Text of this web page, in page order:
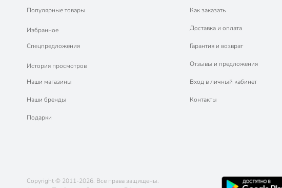
Популярные товары
Избранное
Спецпредложения
История просмотров
Наши магазины
Наши бренды
Подарки
Как заказать
Доставка и оплата
Гарантия и возврат
Отзывы и предложения
Вход в личный кабинет
Контакты
Copyright © 2011-2026. Все права защищены.